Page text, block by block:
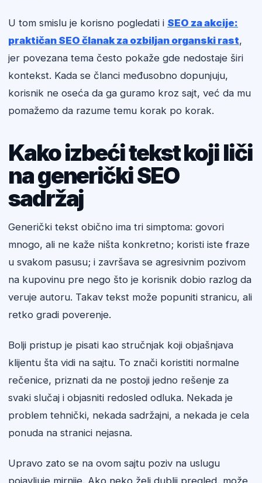
U tom smislu je korisno pogledati i SEO za akcije:
praktičan SEO članak za ozbiljan organski rast,
jer povezana tema često pokaže gde nedostaje širi
kontekst. Kada se članci međusobno dopunjuju,
korisnik ne oseća da ga guramo kroz sajt, već da mu
pomažemo da razume temu korak po korak.
Kako izbeći tekst koji liči
na generički SEO
sadržaj
Generički tekst obično ima tri simptoma: govori
mnogo, ali ne kaže ništa konkretno; koristi iste fraze
u svakom pasusu; i završava se agresivnim pozivom
na kupovinu pre nego što je korisnik dobio razlog da
veruje autoru. Takav tekst može popuniti stranicu, ali
retko gradi poverenje.
Bolji pristup je pisati kao stručnjak koji objašnjava
klijentu šta vidi na sajtu. To znači koristiti normalne
rečenice, priznati da ne postoji jedno rešenje za
svaki slučaj i objasniti redosled odluka. Nekada je
problem tehnički, nekada sadržajni, a nekada je cela
ponuda na stranici nejasna.
Upravo zato se na ovom sajtu poziv na uslugu
pojavljuje mirnije. Ako neko želi dublji pregled, može